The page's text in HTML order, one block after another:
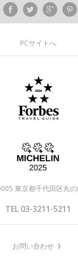
PCサイトへ
東京都千代田区丸
TEL 03-3211-5211
お問い合わせ